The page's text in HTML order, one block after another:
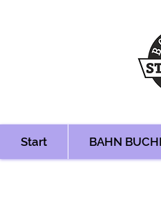
Start BAHN